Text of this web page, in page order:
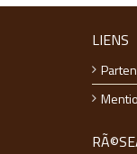
LIENS